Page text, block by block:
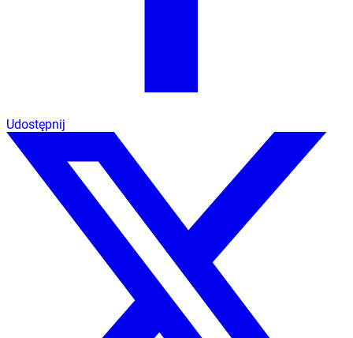
Udostępnij